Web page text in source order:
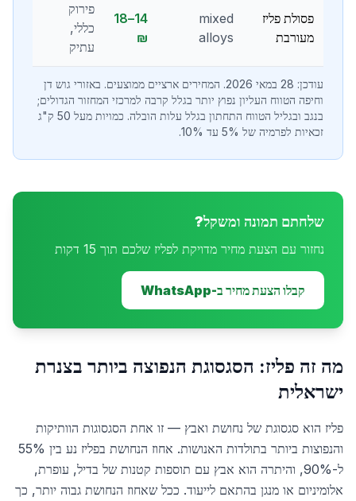
פסולת פליז
מעורבת
mixed
alloys
14–18
₪
פירוק
כללי,
עתיק
עודכן: 28 במאי 2026. המחירים ארציים ממוצעים. באזורי גוש דן
וחיפה הטווח העליון נפוץ יותר בגלל קרבה למרכזי המחזור הגדולים;
בנגב ובגליל הטווח התחתון בגלל עלות הובלה. כמויות מעל 50 ק"ג
זכאיות לפרמיה של 5% עד 10%.
שלחתם תמונה ומשקל?
נחזור עם הצעת מחיר מדויקת לפליז שלכם תוך 15 דקות
קבלו הצעת מחיר ב-WhatsApp
מה זה פליז: הסגסוגת הנפוצה ביותר בצנרת
ישראלית
פליז הוא סגסוגת של נחושת ואבץ — זו אחת הסגסוגות הוותיקות
והנפוצות ביותר בתולדות האנושות. אחוז הנחושת בפליז נע בין 55%
ל-90%, והיתרה הוא אבץ עם תוספות קטנות של בדיל, עופרת,
אלומיניום או מנגן בהתאם לייעוד. ככל שאחוז הנחושת גבוה יותר, כך